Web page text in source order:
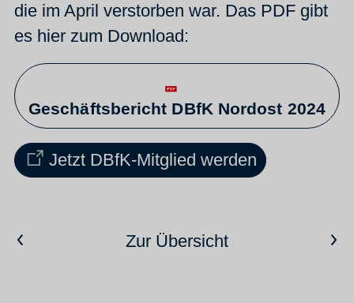
die im April verstorben war. Das PDF gibt
es hier zum Download:
Geschäftsbericht DBfK Nordost 2024
Jetzt DBfK-Mitglied werden
Vorheriger ArtikelZur ÜbersichtNächster Artikel